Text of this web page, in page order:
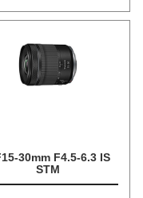
30mm F4.5-6.3 IS
STM